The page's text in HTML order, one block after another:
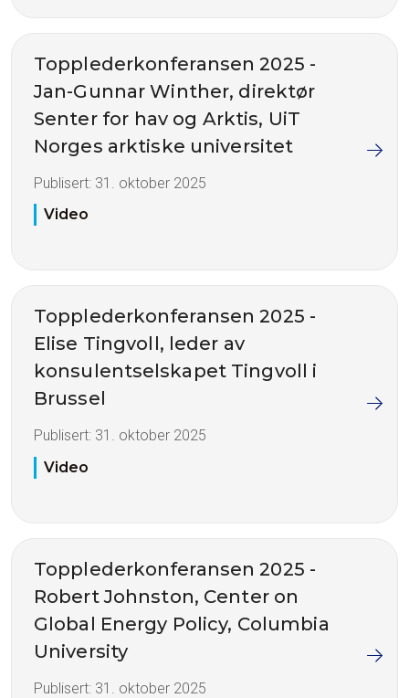
Topplederkonferansen 2025 -
Jan-Gunnar Winther, direktør
Senter for hav og Arktis, UiT
Norges arktiske universitet
Publisert: 31. oktober 2025
Video
Topplederkonferansen 2025 -
Elise Tingvoll, leder av
konsulentselskapet Tingvoll i
Brussel
Publisert: 31. oktober 2025
Video
Topplederkonferansen 2025 -
Robert Johnston, Center on
Global Energy Policy, Columbia
University
Publisert: 31. oktober 2025